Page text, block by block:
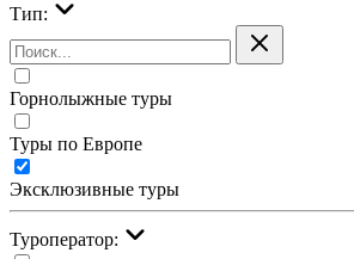
Тип:
Горнолыжные туры
Туры по Европе
Эксклюзивные туры
Туроператор: